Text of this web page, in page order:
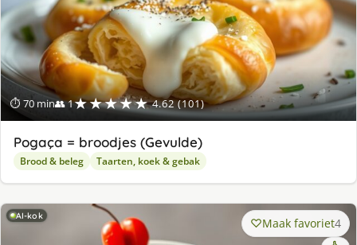
⏱ 70 min👥 1★★★★★ 4.62 (101)
Pogaça = broodjes (Gevulde)
Brood & beleg Taarten, koek & gebak
AI-kok Maak favoriet4